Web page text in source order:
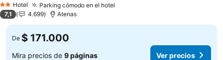
2 Estrellas
Hotel Parking cómodo en el hotel
7,1 4.699 Atenas
De $ 171.000
Mira precios de 9 páginas Ver precios